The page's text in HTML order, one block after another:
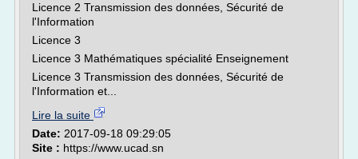
Licence 2 Transmission des données, Sécurité de
l'Information
Licence 3
Licence 3 Mathématiques spécialité Enseignement
Licence 3 Transmission des données, Sécurité de
l'Information et...
Lire la suite
Date: 2017-09-18 09:29:05
Site : https://www.ucad.sn